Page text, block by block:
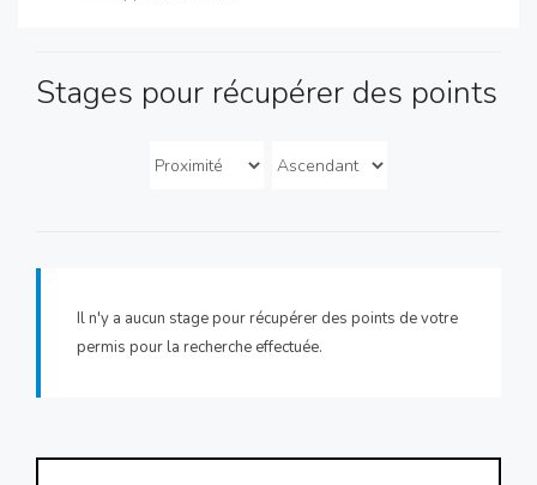
Stages pour récupérer des points
Il n'y a aucun stage pour récupérer des points de votre
permis pour la recherche effectuée.